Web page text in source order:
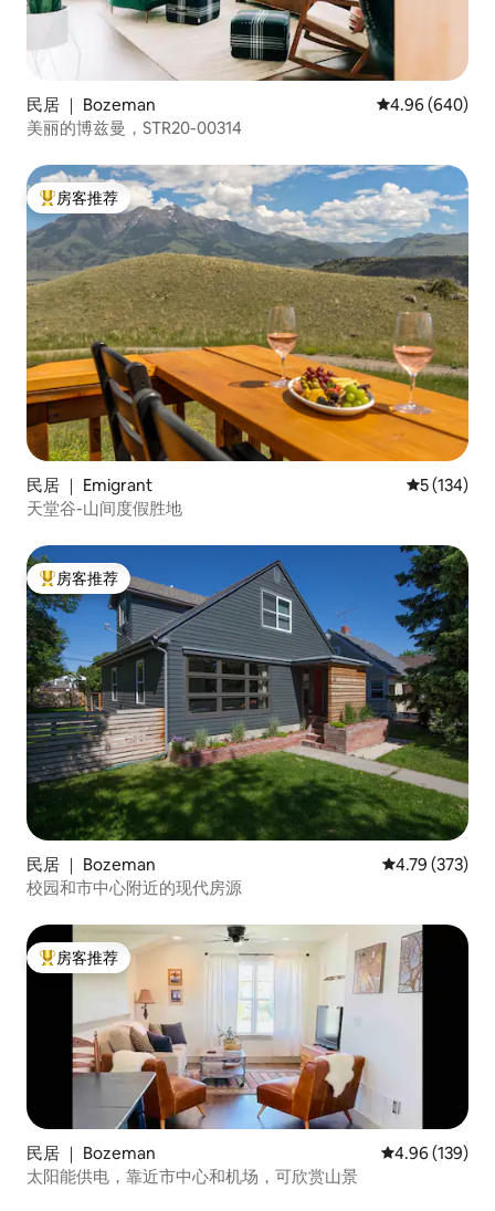
民居 ｜ Bozeman 平均评分 4.96
4.96 (640)
美丽的博兹曼，STR20-00314
热门「房客推荐」
房客推荐
民居 ｜ Emigrant 平均评分 5
5 (134)
天堂谷-山间度假胜地
热门「房客推荐」
房客推荐
民居 ｜ Bozeman 平均评分 4.79
4.79 (373)
校园和市中心附近的现代房源
热门「房客推荐」
房客推荐
民居 ｜ Bozeman 平均评分 4.96
4.96 (139)
太阳能供电，靠近市中心和机场，可欣赏山景